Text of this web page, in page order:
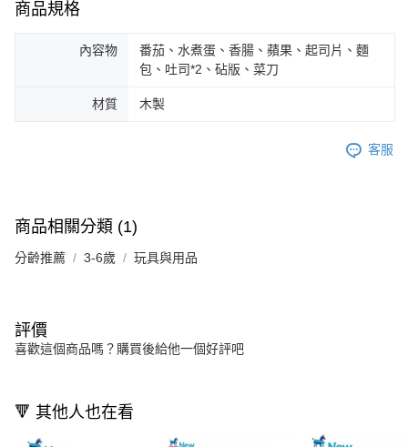
商品規格
內容物
番茄、水煮蛋、香腸、蘋果、起司片、麵
包、吐司*2、砧版、菜刀
材質 木製
客服
商品相關分類 (1)
分齡推薦 3-6歲 玩具與用品
評價
喜歡這個商品嗎？購買後給他一個好評吧
🔻 其他人也在看